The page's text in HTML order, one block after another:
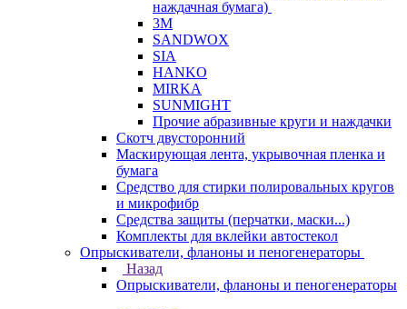
наждачная бумага)
3М
SANDWOX
SIA
HANKO
MIRKA
SUNMIGHT
Прочие абразивные круги и наждачки
Скотч двусторонний
Маскирующая лента, укрывочная пленка и
бумага
Средство для стирки полировальных кругов
и микрофибр
Средства защиты (перчатки, маски...)
Комплекты для вклейки автостекол
Опрыскиватели, фланоны и пеногенераторы
Назад
Опрыскиватели, фланоны и пеногенераторы